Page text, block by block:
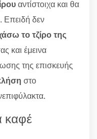
αντίστοιχα και θα
Επειδή δεν
το τζίρο της
και έμεινα
της επισκευής
στο
καφέ